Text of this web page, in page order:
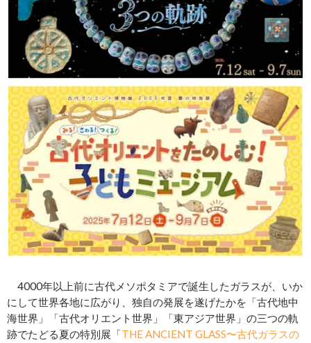
4000年以上前に古代メソポタミアで誕生したガラスが、いか
にして世界各地に広がり、独自の発展を遂げたかを「古代地中
海世界」「古代オリエント世界」「東アジア世界」の三つの軌
跡でたどる夏の特別展「THE ANCIENT GLASS〜古代ガラスの